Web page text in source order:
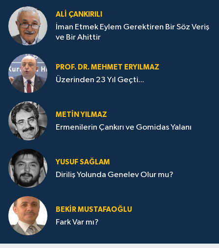
ALI ÇANKIRILI
İman Etmek Eylem Gerektiren Bir Söz Veriş
ve Bir Ahittir
PROF. DR. MEHMET ERYILMAZ
Üzerinden 23 Yıl Geçti...
METIN YILMAZ
Ermenilerin Çankırı ve Gomidas Yalanı
YUSUF SAĞLAM
Diriliş Yolunda Genelev Olur mu?
BEKIR MUSTAFAOĞLU
Fark Var mı?